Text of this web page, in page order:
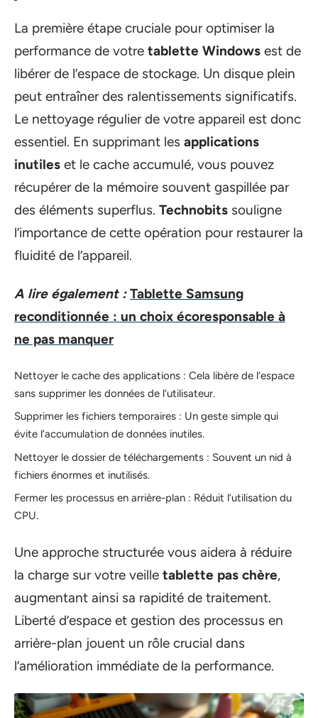
La première étape cruciale pour optimiser la
performance de votre tablette Windows est de
libérer de l’espace de stockage. Un disque plein
peut entraîner des ralentissements significatifs.
Le nettoyage régulier de votre appareil est donc
essentiel. En supprimant les applications
inutiles et le cache accumulé, vous pouvez
récupérer de la mémoire souvent gaspillée par
des éléments superflus. Technobits souligne
l’importance de cette opération pour restaurer la
fluidité de l’appareil.
A lire également : Tablette Samsung
reconditionnée : un choix écoresponsable à
ne pas manquer
Nettoyer le cache des applications : Cela libère de l’espace
sans supprimer les données de l’utilisateur.
Supprimer les fichiers temporaires : Un geste simple qui
évite l’accumulation de données inutiles.
Nettoyer le dossier de téléchargements : Souvent un nid à
fichiers énormes et inutilisés.
Fermer les processus en arrière-plan : Réduit l’utilisation du
CPU.
Une approche structurée vous aidera à réduire
la charge sur votre veille tablette pas chère,
augmentant ainsi sa rapidité de traitement.
Liberté d’espace et gestion des processus en
arrière-plan jouent un rôle crucial dans
l’amélioration immédiate de la performance.